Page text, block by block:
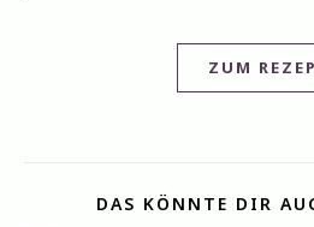
ZUM
DAS KÖNNTE DIR